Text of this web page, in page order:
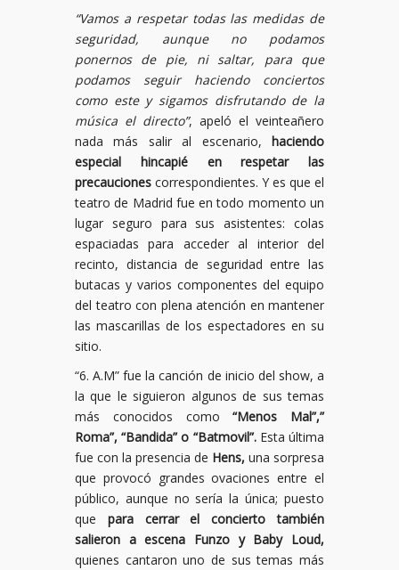
“Vamos a respetar todas las medidas de
seguridad, aunque no podamos
ponernos de pie, ni saltar, para que
podamos seguir haciendo conciertos
como este y sigamos disfrutando de la
música el directo”, apeló el veinteañero
nada más salir al escenario, haciendo
especial hincapié en respetar las
precauciones correspondientes. Y es que el
teatro de Madrid fue en todo momento un
lugar seguro para sus asistentes: colas
espaciadas para acceder al interior del
recinto, distancia de seguridad entre las
butacas y varios componentes del equipo
del teatro con plena atención en mantener
las mascarillas de los espectadores en su
sitio.
“6. A.M” fue la canción de inicio del show, a
la que le siguieron algunos de sus temas
más conocidos como“Menos Mal”,”
Roma”, “Bandida” o “Batmovil”.Esta última
fue con la presencia de Hens, una sorpresa
que provocó grandes ovaciones entre el
público, aunque no sería la única; puesto
que para cerrar el concierto también
salieron a escena Funzo y Baby Loud,
quienes cantaron uno de sus temas más